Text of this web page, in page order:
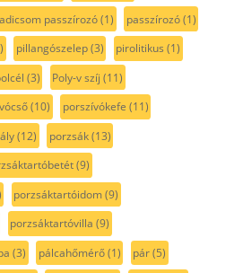
passzírozó(1) passzírozó(1)
pillangószelep(3) pirolitikus (1)
(3) Poly-v szíj (11)
(10) porszívókefe (11)
(12) porzsák(13)
(9)
porzsáktartóidom(9)
porzsáktartóvilla (9)
(3) pálcahőmérő(1) pár(5)